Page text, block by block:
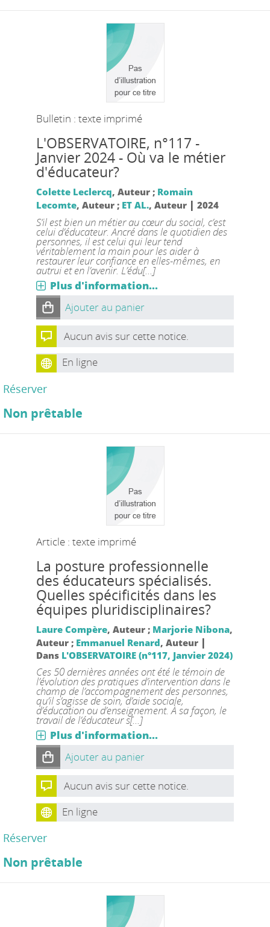
Bulletin : texte imprimé
L'OBSERVATOIRE, n°117 -
Janvier 2024 - Où va le métier
d'éducateur?
Colette Leclercq, Auteur ; Romain
Lecomte, Auteur ; ET AL., Auteur | 2024
S’il est bien un métier au cœur du social, c’est
celui d’éducateur. Ancré dans le quotidien des
personnes, il est celui qui leur tend
véritablement la main pour les aider à
restaurer leur confiance en elles-mêmes, en
autrui et en l’avenir. L’édu[...]
Plus d'information...
Ajouter au panier
Aucun avis sur cette notice.
En ligne
Réserver
Non prêtable
Article : texte imprimé
La posture professionnelle
des éducateurs spécialisés.
Quelles spécificités dans les
équipes pluridisciplinaires?
Laure Compère, Auteur ; Marjorie Nibona,
Auteur ; Emmanuel Renard, Auteur |
Dans L'OBSERVATOIRE (n°117, Janvier 2024)
Ces 50 dernières années ont été le témoin de
l’évolution des pratiques d’intervention dans le
champ de l’accompagnement des personnes,
qu’il s’agisse de soin, d’aide sociale,
d’éducation ou d’enseignement. À sa façon, le
travail de l’éducateur s[...]
Plus d'information...
Ajouter au panier
Aucun avis sur cette notice.
En ligne
Réserver
Non prêtable